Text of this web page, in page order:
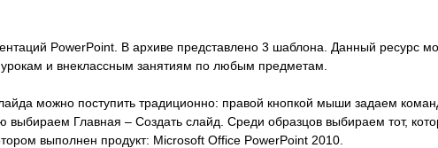
PowerPoint. В архиве представлено 3 шаблона. Данный ресурс
урокам и внеклассным занятиям по любым предметам.
можно поступить традиционно: правой кнопкой мыши задаем
Главная – Создать слайд. Среди образцов выбираем тот,
выполнен продукт: Microsoft Office PowerPoint 2010.